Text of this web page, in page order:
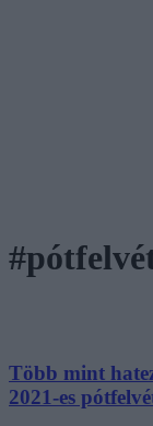
Több mint
2021-es